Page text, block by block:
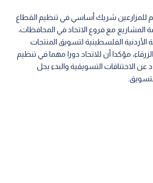
للمزارعين شريك أساسي في تنظيم القطاع
المشاريع مع فروع الاتحاد في المحافظات،
الفلسطينية لتسويق المنتجات
مؤكدا أن للاتحاد دورا مهما في تنظيم
عن الاختناقات التسويقية والبدء بحل